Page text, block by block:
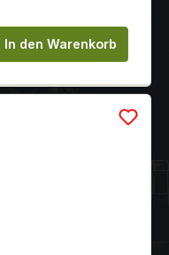
den
In den Warenkorb